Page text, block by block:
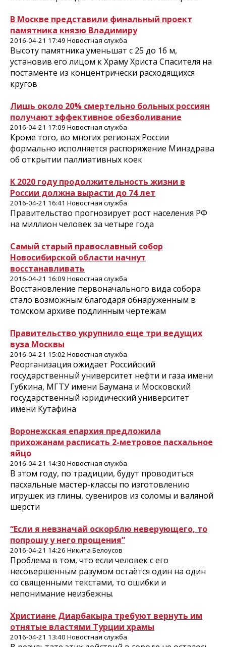
В Москве представили финальный проект
памятника князю Владимиру
2016-04-21 17:49 Новостная служба
Высоту памятника уменьшат с 25 до 16 м,
установив его лицом к Храму Христа Спасителя на
постаменте из концентрически расходящихся
кругов
Лишь около 20% смертельно больных россиян
получают эффективное обезболивание
2016-04-21 17:09 Новостная служба
Кроме того, во многих регионах России
формально исполняется распоряжение Минздрава
об открытии паллиативных коек
К 2020 году продолжительность жизни в
России должна вырасти до 74 лет
2016-04-21 16:41 Новостная служба
Правительство прогнозирует рост населения РФ
на миллион человек за четыре года
Самый старый православный собор
Новосибирской области начнут
восстанавливать
2016-04-21 16:09 Новостная служба
Восстановление первоначального вида собора
стало возможным благодаря обнаруженным в
томском архиве подлинным чертежам
Правительство укрупнило еще три ведущих
вуза Москвы
2016-04-21 15:02 Новостная служба
Реорганизация ожидает Российский
государственный университет нефти и газа имени
Губкина, МГТУ имени Баумана и Московский
государственный юридический университет
имени Кутафина
Воронежская епархия предложила
прихожанам расписать 2-метровое пасхальное
яйцо
2016-04-21 14:30 Новостная служба
В этом году, по традиции, будут проводиться
пасхальные мастер-классы по изготовлению
игрушек из глины, сувениров из соломы и валяной
шерсти
“Если я невзначай оскорблю неверующего, то
попрошу у него прощения”
2016-04-21 14:26 Никита Белоусов
Проблема в том, что если человек с его
несовершенным разумом остаётся один на один
со священными текстами, то ошибки и
непонимание неизбежны.
Христиане Диарбакыра требуют вернуть им
отнятые властями Турции храмы
2016-04-21 13:40 Новостная служба